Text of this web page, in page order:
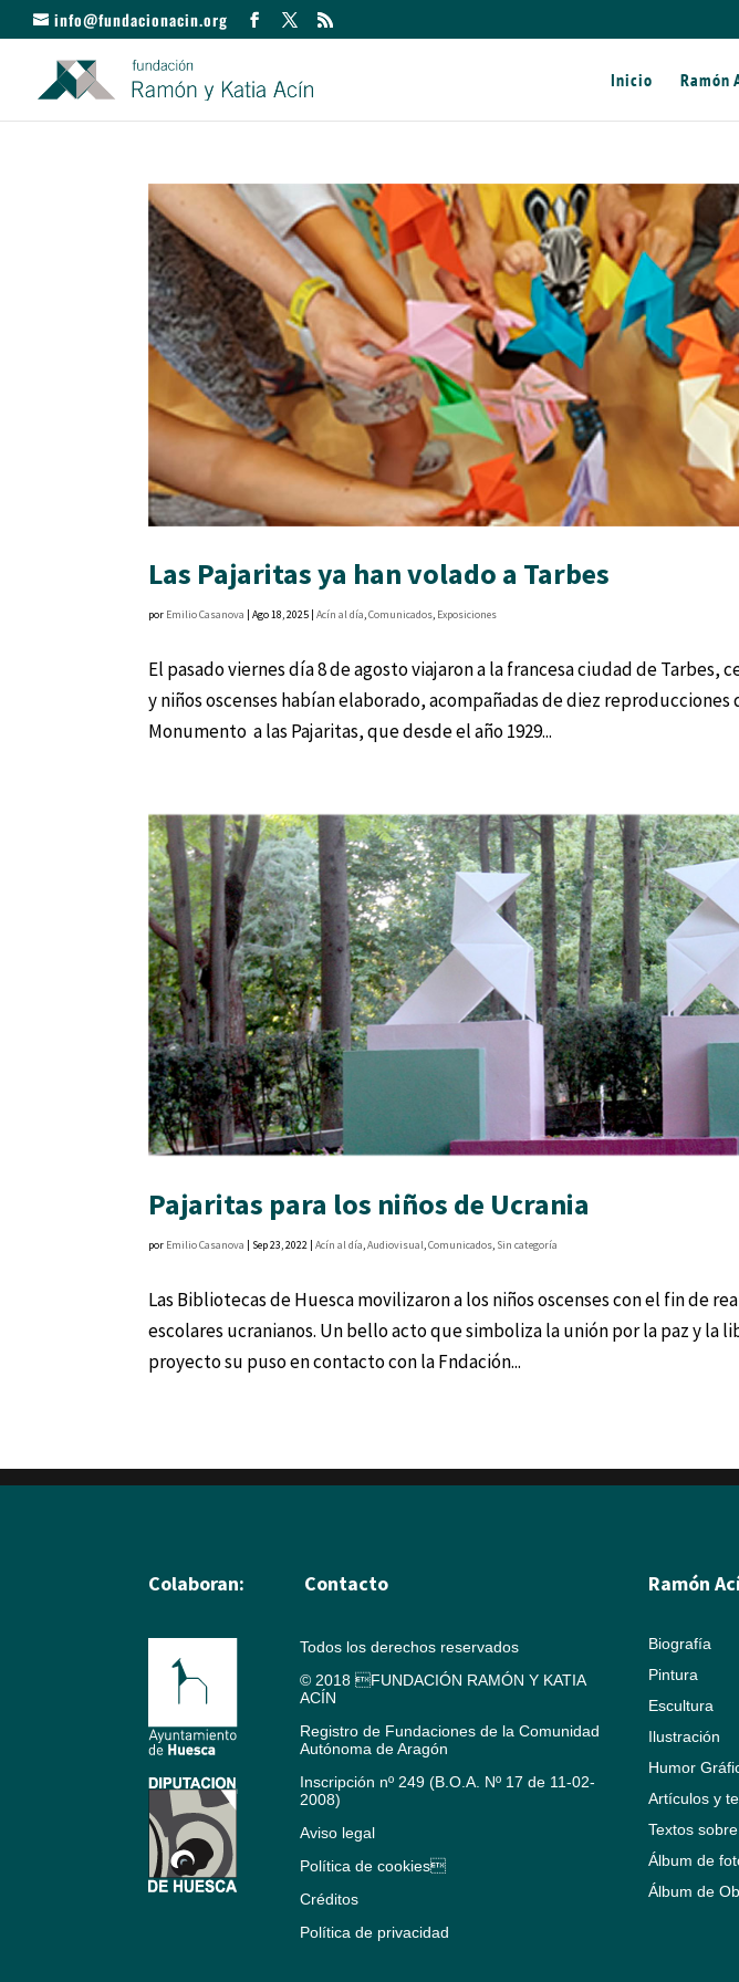
info@fundacionacin.org
Inicio Ramón
Las Pajaritas ya han volado a Tarbes
por Emilio Casanova |Ago 18, 2025 |Acín al día,Comunicados, Exposiciones
El pasado viernes día 8 de agosto viajaron a la francesa ciudad de Tarbes,
y niños oscenses habían elaborado, acompañadas de diez
Monumento a las Pajaritas, que desde el año 1929...
Pajaritas para los niños de Ucrania
por Emilio Casanova | Sep 23, 2022 |Acín al día ,Audiovisual ,Comunicados Sin categoría
Las Bibliotecas de Huesca movilizaron a los niños oscenses con el fin de
escolares ucranianos. Un bello acto que simboliza la unión por la paz y la
proyecto su puso en contacto con la Fndación...
Colaboran: Contacto
Todos los derechos reservados
© 2018 FUNDACIÓN RAMÓN Y KATIA
ACÍN
Registro de Fundaciones de la Comunidad
Autónoma de Aragón
Inscripción nº 249 (B.O.A. Nº 17 de 11-02-
2008)
Aviso legal
Política de cookies
Créditos
Política de privacidad
Ramón
Biografía
Pintura
Escultura
Ilustración
Humor
Artículos y
Textos
Álbum de
Álbum de